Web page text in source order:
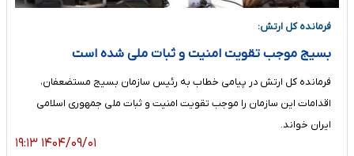
فرمانده کل ارتش:
بسیج موجب تقویت امنیت و ثبات ملی شده است
فرمانده کل ارتش در پیامی خطاب به رئیس سازمان بسیج مستضعفان،
اقدامات این سازمان را موجب تقویت امنیت و ثبات ملی جمهوری اسلامی
ایران خواند.
۱۴۰۴/۰۹/۰۱ ۱۹:۱۳